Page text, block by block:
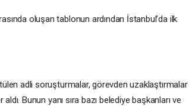
oluşan tablonun ardından İstanbul’da ilk
adli soruşturmalar, görevden uzaklaştırmalar
Bunun yanı sıra bazı belediye başkanları ve